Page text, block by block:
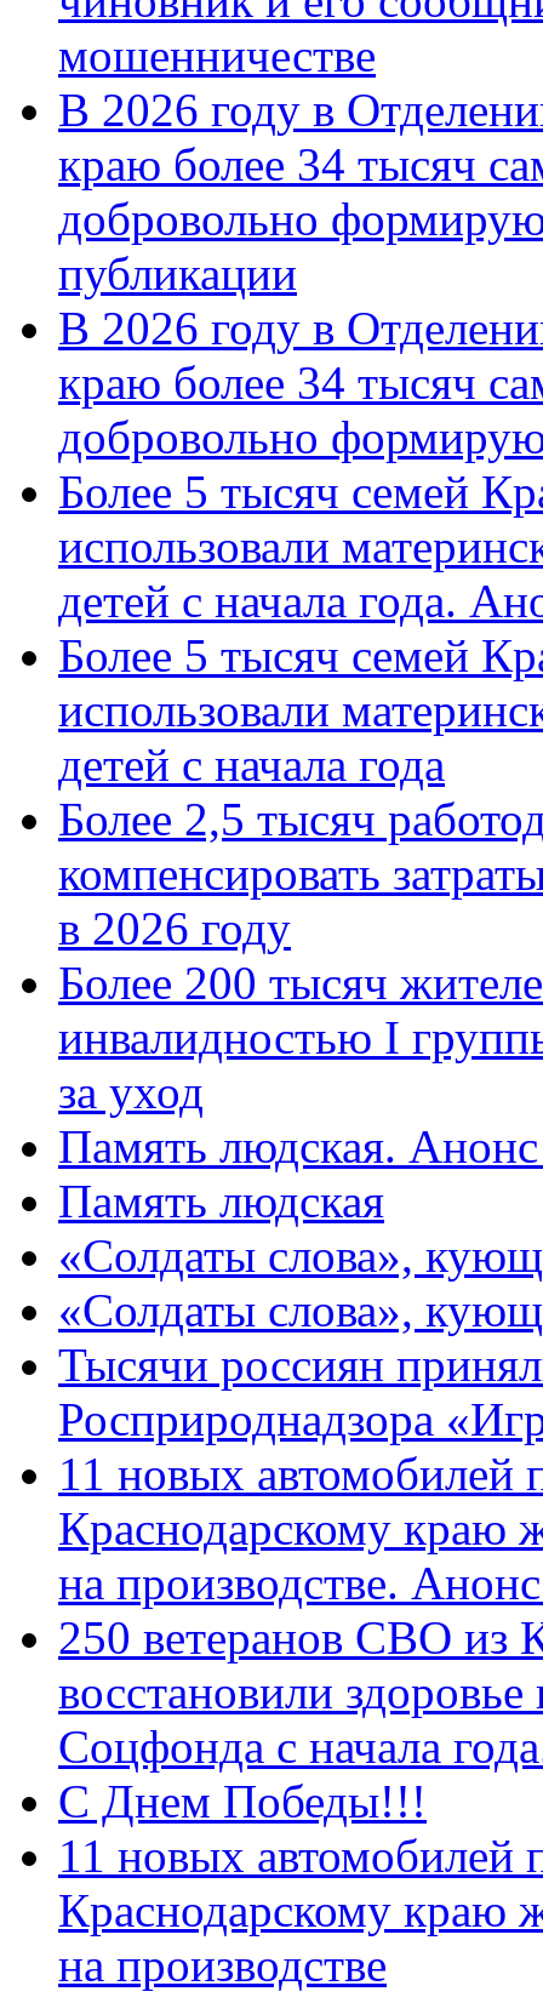
мошенничестве
В 2026 году в
краю более 34 тысяч
добровольно
публикации
В 2026 году в
краю более 34 тысяч
добровольно
Более 5 тысяч семей
использовали
детей с начала года.
Более 5 тысяч семей
использовали
детей с начала года
Более 2,5 тысяч
компенсировать
в 2026 году
Более 200 тысяч
инвалидностью I
за уход
Память людская.
Память людская
«Солдаты слова»,
«Солдаты слова»,
Тысячи россиян
Росприроднадзора
11 новых автомобилей
Краснодарскому краю
на производстве.
250 ветеранов СВО из
восстановили
Соцфонда с начала
С Днем Победы!!!
11 новых автомобилей
Краснодарскому краю
на производстве